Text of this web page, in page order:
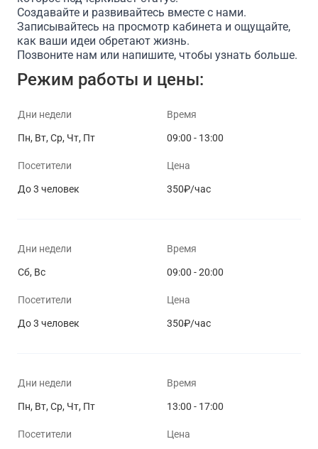
Создавайте и развивайтесь вместе с нами.
Записывайтесь на просмотр кабинета и ощущайте,
как ваши идеи обретают жизнь.
Позвоните нам или напишите, чтобы узнать больше.
Режим работы и цены:
Дни недели
Пн, Вт, Ср, Чт, Пт
Время
09:00 - 13:00
Посетители
До 3 человек
Цена
350₽/час
Дни недели
Сб, Вс
Время
09:00 - 20:00
Посетители
До 3 человек
Цена
350₽/час
Дни недели
Пн, Вт, Ср, Чт, Пт
Время
13:00 - 17:00
Посетители Цена